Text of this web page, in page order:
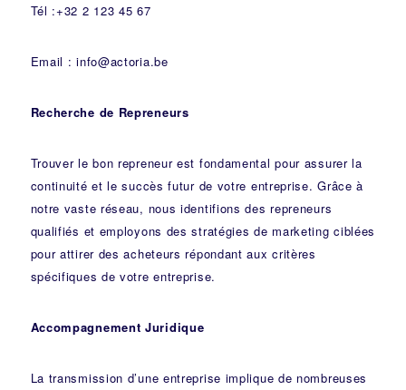
Tél :+32 2 123 45 67
Email : info@actoria.be
Recherche de Repreneurs
Trouver le bon repreneur est fondamental pour assurer la
continuité et le succès futur de votre entreprise. Grâce à
notre vaste réseau, nous identifions des repreneurs
qualifiés et employons des stratégies de marketing ciblées
pour attirer des acheteurs répondant aux critères
spécifiques de votre entreprise.
Accompagnement Juridique
La transmission d’une entreprise implique de nombreuses